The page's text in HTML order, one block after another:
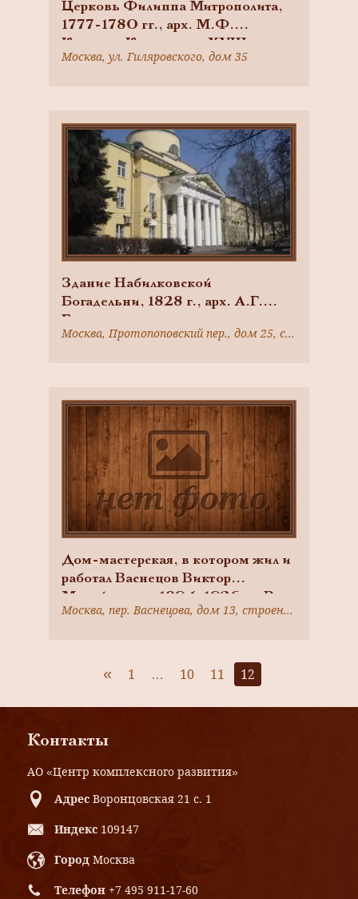
Церковь Филиппа Митрополита,
1777-1780 гг., арх. М.Ф.
Казаков. Колокольня XVIII в.
Москва, ул. Гиляровского, дом 35
Здание Набилковской
Богадельни, 1828 г., арх. А.Г.
Григорьев
Москва, Протопоповский пер., дом 25, строение 1
Дом-мастерская, в котором жил и
работал Васнецов Виктор
Михайлович в 1894-1926 гг. В
доме — музей В.М.Васнецова
Москва, пер. Васнецова, дом 13, строение 1
« 1 … 10 11 12
Контакты
АО «Центр комплексного развития»
Адрес Воронцовская 21 с. 1
Индекс 109147
Город Москва
Телефон +7 495 911-17-60